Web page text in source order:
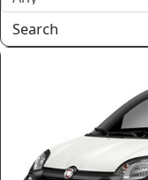
Search